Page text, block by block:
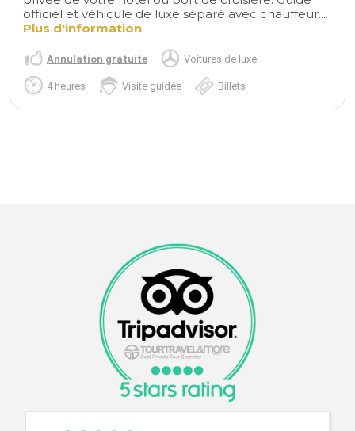
officiel et véhicule de luxe séparé avec chauffeur....
Plus d'information
Annulation gratuite Voitures de luxe
4 heures Visite guidée Billets